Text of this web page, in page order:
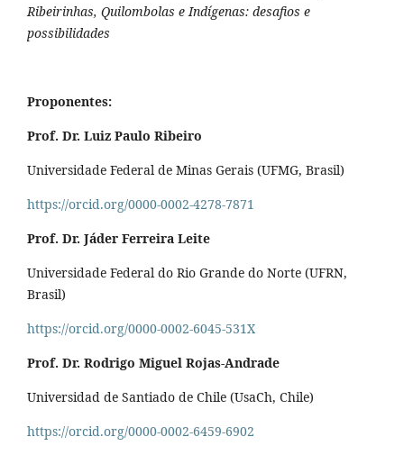
Ribeirinhas, Quilombolas e Indígenas: desafios e
possibilidades
Proponentes:
Prof. Dr. Luiz Paulo Ribeiro
Universidade Federal de Minas Gerais (UFMG, Brasil)
https://orcid.org/0000-0002-4278-7871
Prof. Dr. Jáder Ferreira Leite
Universidade Federal do Rio Grande do Norte (UFRN,
Brasil)
https://orcid.org/0000-0002-6045-531X
Prof. Dr. Rodrigo Miguel Rojas-Andrade
Universidad de Santiado de Chile (UsaCh, Chile)
https://orcid.org/0000-0002-6459-6902